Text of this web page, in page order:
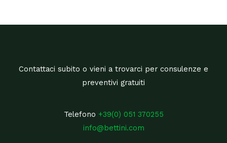
Contattaci subito o vieni a trovarci per consulenze e
Telefono+39(0) 051 370255